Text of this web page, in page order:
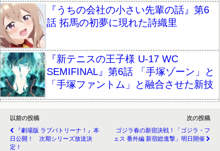
『うちの会社の小さい先輩の話』第6
話 拓馬の初夢に現れた詩織里
『新テニスの王子様 U-17 WC
SEMIFINAL』第6話 「手塚ゾーン」と
「手塚ファントム」と融合させた新技
以前の投稿
『劇場版 ラブパトリーナ！』本
日公開！ 次期シリーズ放送決
定！
次の投稿
ゴジラ春の新宿決戦！「ゴジラ・フ
ェス 番外編 新宿総進撃」明日開催